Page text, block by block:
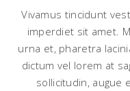
Vivamus tincidunt
imperdiet sit amet.
urna et, pharetra
dictum vel lorem at
sollicitudin, augue